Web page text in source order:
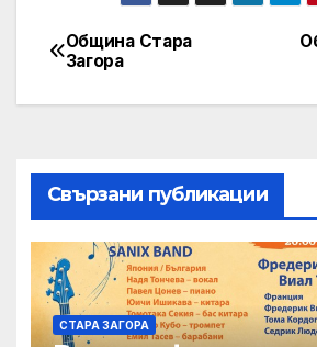
Post
navigation
Община Стара
Загора
Свързани публикации
СТАРА ЗАГОРА